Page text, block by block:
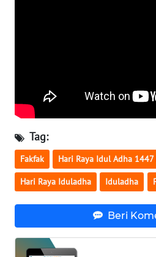
Tag:
Fakfak Hari Raya Idul Adha
Hari Raya Iduladha Iduladha
Beri
LAMPUNG
WN
JATENG
WN